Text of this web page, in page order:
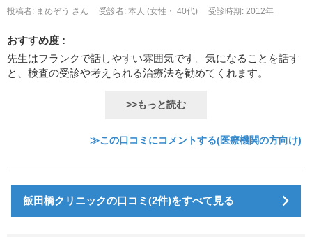
投稿者: まめぞう さん
受診者: 本人 (女性・ 40代) 受診時期: 2012年
おすすめ度 :
先生はフランクで話しやすい雰囲気です。気になることを話す
と、検査の受診や考えられる治療法を勧めてくれます。
>>もっと読む
≫この口コミにコメントする(医療機関の方向け)
飯田橋クリニックの口コミ(2件)をすべて見る